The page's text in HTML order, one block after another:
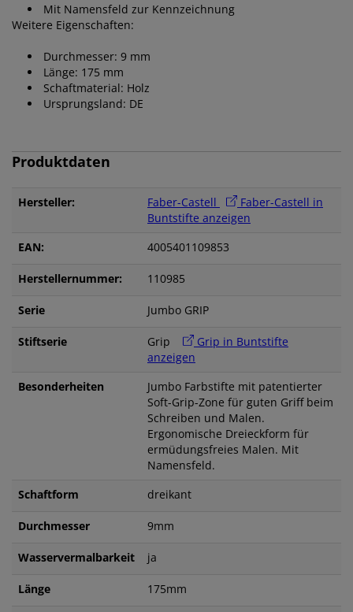
Mit Namensfeld zur Kennzeichnung
Weitere Eigenschaften:
Durchmesser: 9 mm
Länge: 175 mm
Schaftmaterial: Holz
Ursprungsland: DE
Produktdaten
Hersteller: Faber-Castell
Faber-Castell in
Buntstifte anzeigen
EAN:
4005401109853
Herstellernummer: 110985
Serie Jumbo GRIP
Stiftserie Grip
Grip in Buntstifte
anzeigen
Besonderheiten
Jumbo Farbstifte mit patentierter
Soft-Grip-Zone für guten Griff beim
Schreiben und Malen.
Ergonomische Dreieckform für
ermüdungsfreies Malen. Mit
Namensfeld.
Schaftform
dreikant
Durchmesser 9mm
Wasservermalbarkeit ja
Länge 175mm